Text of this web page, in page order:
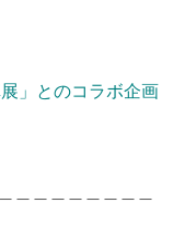
」とのコラボ企画